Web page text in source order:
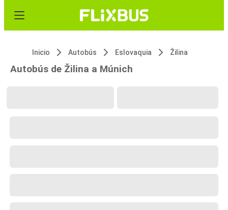
Inicio Autobús Eslovaquia Žilina
Autobús de Žilina a Múnich